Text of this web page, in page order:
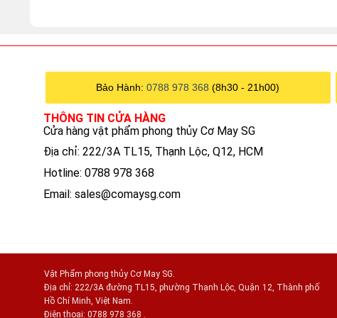
Bảo Hành:0788 978 368 (8h30 - 21h00)
THÔNG TIN CỬA HÀNG
Cửa hàng vật phẩm phong thủy Cơ May SG
Địa chỉ: 222/3A TL15, Thạnh Lộc, Q12, HCM
Hotline: 0788 978 368
Email: sales@comaysg.com
Vật Phẩm phong thủy Cơ May SG.
Địa chỉ: 222/3A đường TL15, phường Thạnh Lộc, Quận 12, Thành phố
Hồ Chí Minh, Việt Nam.
Điện thoại: 0788 978 368 .